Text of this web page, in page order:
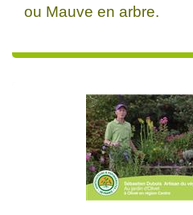
ou Mauve en arbre.